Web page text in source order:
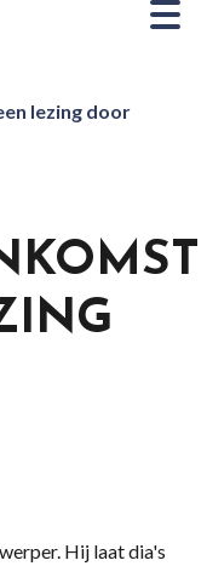
lezing door
Hij laat dia's